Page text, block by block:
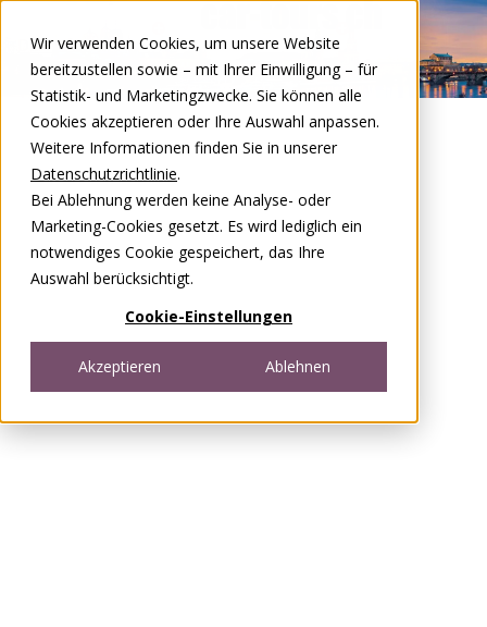
Wir verwenden Cookies, um unsere Website
bereitzustellen sowie – mit Ihrer Einwilligung – für
Statistik- und Marketingzwecke. Sie können alle
Cookies akzeptieren oder Ihre Auswahl anpassen.
Weitere Informationen finden Sie in unserer
Datenschutzrichtlinie.
Bei Ablehnung werden keine Analyse- oder
Marketing-Cookies gesetzt. Es wird lediglich ein
notwendiges Cookie gespeichert, das Ihre
Auswahl berücksichtigt.
Cookie-Einstellungen
Akzeptieren Ablehnen
DEFR
Open menu